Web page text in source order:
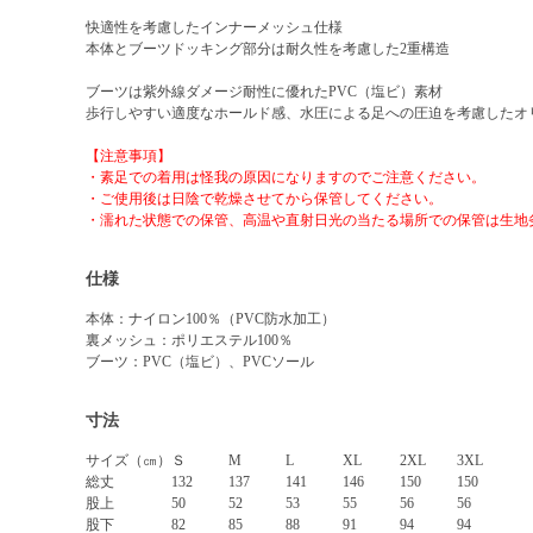
快適性を考慮したインナーメッシュ仕様
本体とブーツドッキング部分は耐久性を考慮した2重構造
ブーツは紫外線ダメージ耐性に優れたPVC（塩ビ）素材
歩行しやすい適度なホールド感、水圧による足への圧迫を考慮したオ
【注意事項】
・素足での着用は怪我の原因になりますのでご注意ください。
・ご使用後は日陰で乾燥させてから保管してください。
・濡れた状態での保管、高温や直射日光の当たる場所での保管は生地
仕様
本体：ナイロン100％（PVC防水加工）
裏メッシュ：ポリエステル100％
ブーツ：PVC（塩ビ）、PVCソール
寸法
サイズ（㎝） Ｓ M L XL 2XL
3XL
総丈
132 137 141 146 150
150
股上
50 52 53 55 56
56
股下
82 85 88 91 94
94